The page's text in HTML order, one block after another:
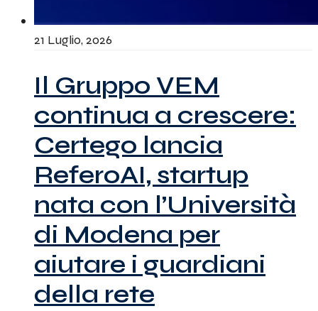
21 Luglio, 2026
Il Gruppo VEM
continua a crescere:
Certego lancia
ReferoAI, startup
nata con l’Università
di Modena per
aiutare i guardiani
della rete